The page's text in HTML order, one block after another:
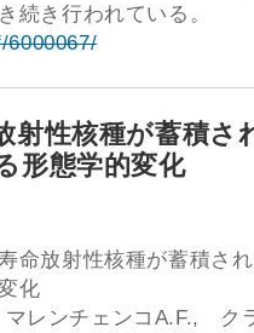
続き行われている。
射性核種が蓄積さ
形態学的変化
命放射性核種が蓄積さ
化
レンチェンコA.F., ク